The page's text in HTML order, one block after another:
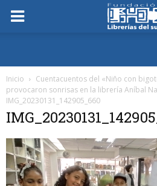
Inicio
Cuentacuentos del «Niño con
provocaron sonrisas en la librería Aníbal
IMG_20230131_142905_660